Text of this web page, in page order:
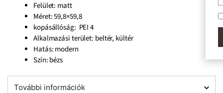
Felület: matt
Méret: 59,8×59,8
kopásállóság: PEI 4
Alkalmazási terület: beltér, kültér
Hatás: modern
Szín: bézs
További információk